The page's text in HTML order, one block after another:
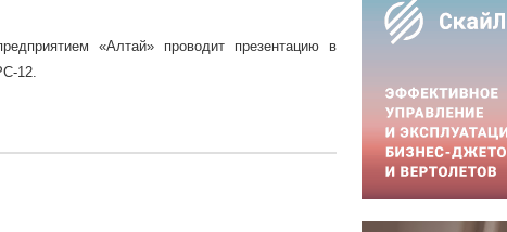
«Алтай» проводит презентацию в
12.